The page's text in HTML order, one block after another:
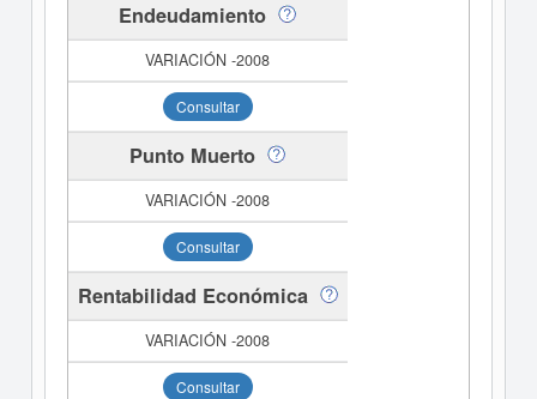
Endeudamiento
Consultar
Punto Muerto
Consultar
Rentabilidad Económica
Consultar